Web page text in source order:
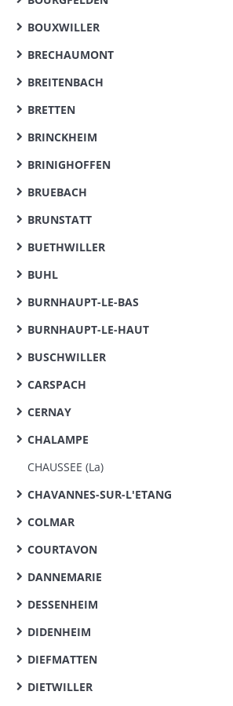
BOUXWILLER
BRECHAUMONT
BREITENBACH
BRETTEN
BRINCKHEIM
BRINIGHOFFEN
BRUEBACH
BRUNSTATT
BUETHWILLER
BUHL
BURNHAUPT-LE-BAS
BURNHAUPT-LE-HAUT
BUSCHWILLER
CARSPACH
CERNAY
CHALAMPE
CHAUSSEE (La)
CHAVANNES-SUR-L'ETANG
COLMAR
COURTAVON
DANNEMARIE
DESSENHEIM
DIDENHEIM
DIEFMATTEN
DIETWILLER